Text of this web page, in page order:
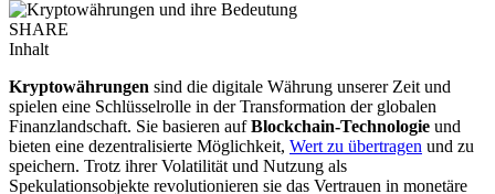
SHARE
Inhalt
Kryptowährungen sind die digitale Währung unserer Zeit und
spielen eine Schlüsselrolle in der Transformation der globalen
Finanzlandschaft. Sie basieren aufBlockchain-Technologie und
bieten eine dezentralisierte Möglichkeit, Wert zu übertragen und zu
speichern. Trotz ihrer Volatilität und Nutzung als
Spekulationsobjekte revolutionieren sie das Vertrauen in monetäre